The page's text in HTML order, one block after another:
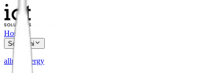
Home
Soluzioni
allmy.energy